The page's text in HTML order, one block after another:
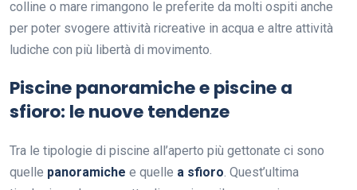
colline o mare rimangono le preferite da molti ospiti anche
per poter svogere attività ricreative in acqua e altre attività
ludiche con più libertà di movimento.
Piscine panoramiche e piscine a
sfioro: le nuove tendenze
Tra le tipologie di piscine all’aperto più gettonate ci sono
quelle panoramiche e quelle a sfioro. Quest’ultima